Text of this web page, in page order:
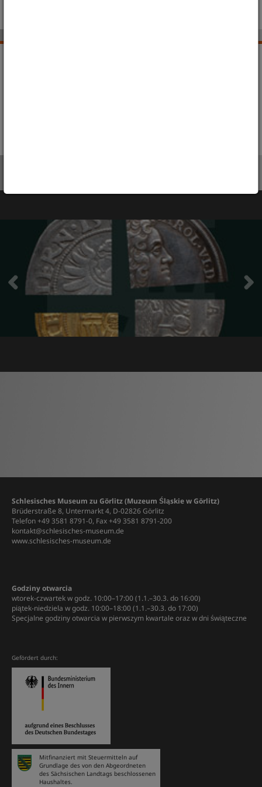
Schlesisches Museum zu Görlitz (Muzeum Śląskie w Görlitz)
Brüderstraße 8, Untermarkt 4, D-02826 Görlitz
Telefon +49 3581 8791-0, Fax +49 3581 8791-200
kontakt@schlesisches-museum.de
www.schlesisches-museum.de
Godziny otwarcia
wtorek-czwartek w godz. 10:00–17:00 (1.1.–30.3. do 16:00)
piątek-niedziela w godz. 10:00–18:00 (1.1.–30.3. do 17:00)
Specjalne godziny otwarcia w pierwszym kwartale oraz w dni świąteczne
Gefördert durch:
Mitfinanziert mit Steuermitteln auf
Grundlage des von den Abgeordneten
des Sächsischen Landtags beschlossenen
Haushaltes.